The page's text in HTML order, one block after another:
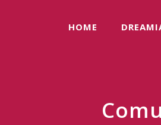
HOME